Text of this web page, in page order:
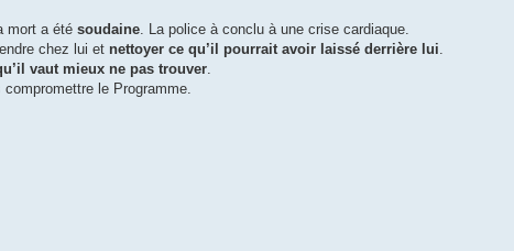
mort a été soudaine. La police à conclu à une crise cardiaque.
chez lui et nettoyer ce qu’il pourrait avoir laissé derrière lui.
vaut mieux ne pas trouver.
compromettre le Programme.